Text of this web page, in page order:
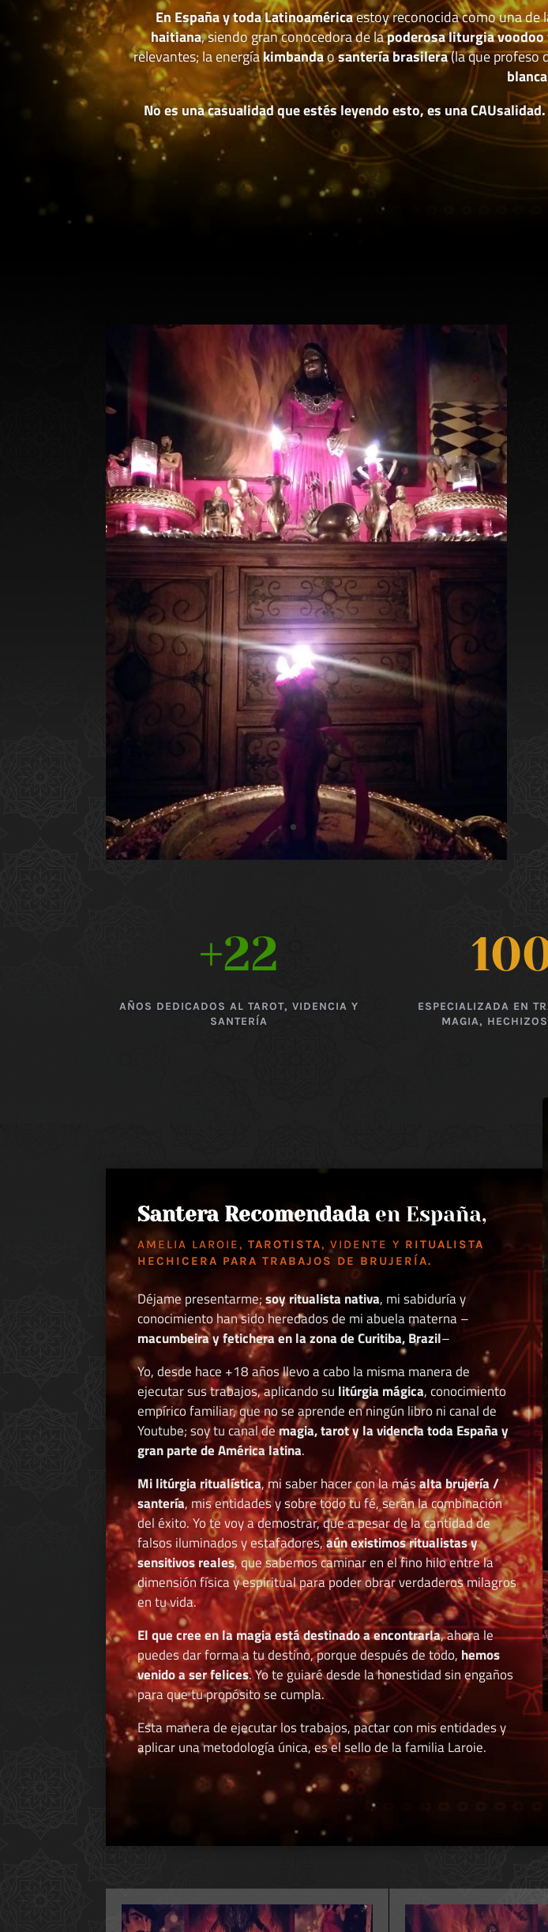
En España y toda Latinoaméricaestoy reconocida como una de
haitiana, siendo gran conocedora de lapoderosa liturgia voodoo
relevantes; la energíakimbandaosantería brasilera(la que profeso
blanca
No es una casualidad que estés leyendo esto, es una
+22
AÑOS DEDICADOS AL TAROT, VIDENCIA Y
SANTERÍA
ESPECIALIZADA EN
MAGIA,
Santera Recomendadaen España,
AMELIA LAROIE,TAROTISTA, VIDENTE Y RITUALISTA
HECHICERA PARA TRABAJOS DE BRUJERÍA.
Déjame presentarme;soy ritualista nativa, mi sabiduría y
conocimiento han sido heredados de mi abuela materna –
macumbeira y fetichera en la zona de Curitiba, Brazil–
Yo, desde hace +18 años llevo a cabo la misma manera de
ejecutar sus trabajos, aplicando su litúrgia mágica, conocimiento
empírico familiar, que no se aprende en ningún libro ni canal de
Youtube; soy tu canal demagia, tarot y la videncia toda España y
gran parte de América latina.
Mi litúrgia ritualística, mi saber hacer con la másalta brujería /
santería, mis entidades y sobre todo tu fé, serán la combinación
del éxito. Yo te voy a demostrar, que a pesar de la cantidad de
falsos iluminados y estafadores,aún existimos ritualistas y
sensitivos reales, que sabemos caminar en el fino hilo entre la
dimensión física y espiritual para poder obrar verdaderos milagros
en tu vida.
El que cree en la magia está destinado a encontrarla, ahora le
puedes dar forma a tu destino, porque después de todo, hemos
venido a ser felices. Yo te guiaré desde la honestidad sin engaños
para que tu propósito se cumpla.
Esta manera de ejecutar los trabajos, pactar con mis entidades y
aplicar una metodología única, es el sello de la familia Laroie.